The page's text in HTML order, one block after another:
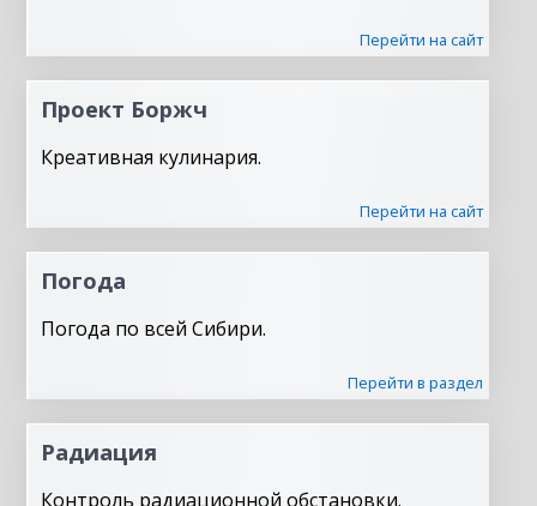
Перейти на сайт
Проект Боржч
Креативная кулинария.
Перейти на сайт
Погода
Погода по всей Сибири.
Перейти в раздел
Радиация
Контроль радиационной обстановки.